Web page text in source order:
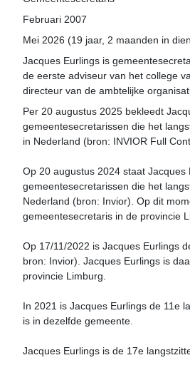
Februari 2007
Mei 2026 (19 jaar, 2 maanden in
Jacques Eurlings is
de eerste adviseur van het college
directeur van de ambtelijke
Per 20 augustus 2025 bekleedt
gemeentesecretarissen die het
in Nederland (bron: INVIOR Full
Op 20 augustus 2024 staat
gemeentesecretarissen die het
Nederland (bron: Invior). Op dit
gemeentesecretaris in de provincie
Op 17/11/2022 is Jacques Eurlings
bron: Invior). Jacques Eurlings is
provincie Limburg.
In 2021 is Jacques Eurlings de 11e
is in dezelfde gemeente.
Jacques Eurlings is de 17e